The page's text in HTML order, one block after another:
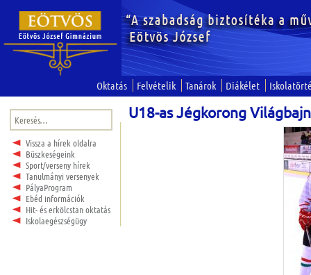
Oktatás Felvételik Tanárok Diákélet
Keresés:
Vissza a hírek oldalra
Büszkeségeink
Sport/verseny hírek
Tanulmányi versenyek
PályaProgram
Ebéd információk
Hit- és erkölcstan oktatás
Iskolaegészségügy
U18-as Jégkorong